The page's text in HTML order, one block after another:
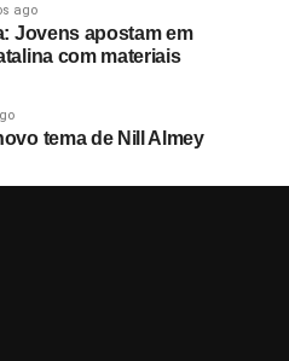
ago
Jovens apostam em
com materiais
tema de Nill Almey